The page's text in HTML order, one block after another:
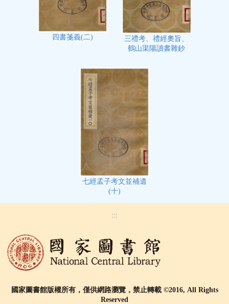
四書箋義(二)
三禮考、禮經奧旨、
鶴山渠陽讀書雜鈔
七經孟子考文並補遺
(十)
:::
國家圖書館版權所有，僅供網路瀏覽，禁止轉載 ©2016, All Rights
Reserved